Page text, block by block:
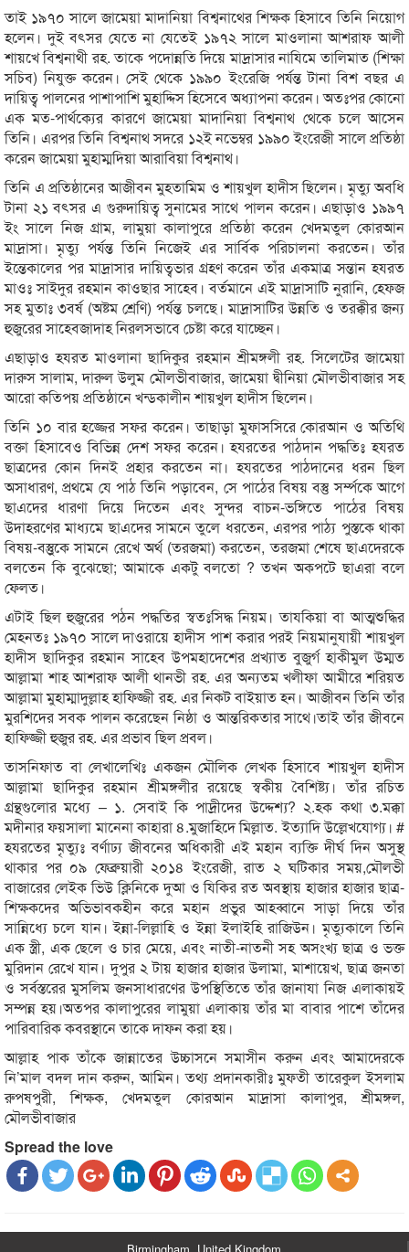
তাই ১৯৭০ সালে জামেয়া মাদানিয়া বিশ্বনাথের শিক্ষক হিসাবে তিনি নিয়োগ
হলেন। দুই বৎসর যেতে না যেতেই ১৯৭২ সালে মাওলানা আশরাফ আলী
শায়খে বিশ্বনাথী রহ. তাকে পদোন্নতি দিয়ে মাদ্রাসার নাযিমে তালিমাত (শিক্ষা
সচিব) নিযুক্ত করেন। সেই থেকে ১৯৯০ ইংরেজি পর্যন্ত টানা বিশ বছর এ
দায়িত্ব পালনের পাশাপাশি মুহাদ্দিস হিসেবে অধ্যাপনা করেন। অতঃপর কোনো
এক মত-পার্থক্যের কারণে জামেয়া মাদানিয়া বিশ্বনাথ থেকে চলে আসেন
তিনি। এরপর তিনি বিশ্বনাথ সদরে ১২ই নভেম্বর ১৯৯০ ইংরেজী সালে প্রতিষ্ঠা
করেন জামেয়া মুহাম্মদিয়া আরাবিয়া বিশ্বনাথ।
তিনি এ প্রতিষ্ঠানের আজীবন মুহতামিম ও শায়খুল হাদীস ছিলেন। মৃত্যু অবধি
টানা ২১ বৎসর এ গুরুদায়িত্ব সুনামের সাথে পালন করেন। এছাড়াও ১৯৯৭
ইং সালে নিজ গ্রাম, লামুয়া কালাপুরে প্রতিষ্ঠা করেন খেদমতুল কোরআন
মাদ্রাসা। মৃত্যু পর্যন্ত তিনি নিজেই এর সার্বিক পরিচালনা করতেন। তাঁর
ইন্তেকালের পর মাদ্রাসার দায়িত্বভার গ্রহণ করেন তাঁর একমাত্র সন্তান হযরত
মাওঃ সাইদুর রহমান কাওছার সাহেব। বর্তমানে এই মাদ্রাসাটি নুরানি, হেফজ
সহ মুতাঃ ৩বর্ষ (অষ্টম শ্রেণি) পর্যন্ত চলছে। মাদ্রাসাটির উন্নতি ও তরক্কীর জন্য
হুজুরের সাহেবজাদাহ নিরলসভাবে চেষ্টা করে যাচ্ছেন।
এছাড়াও হযরত মাওলানা ছাদিকুর রহমান শ্রীমঙ্গলী রহ. সিলেটের জামেয়া
দারুস সালাম, দারুল উলুম মৌলভীবাজার, জামেয়া দ্বীনিয়া মৌলভীবাজার সহ
আরো কতিপয় প্রতিষ্ঠানে খন্ডকালীন শায়খুল হাদীস ছিলেন।
তিনি ১০ বার হজ্জের সফর করেন। তাছাড়া মুফাসসিরে কোরআন ও অতিথি
বক্তা হিসাবেও বিভিন্ন দেশ সফর করেন। হযরতের পাঠদান পদ্ধতিঃ হযরত
ছাত্রদের কোন দিনই প্রহার করতেন না। হযরতের পাঠদানের ধরন ছিল
অসাধারণ, প্রথমে যে পাঠ তিনি পড়াবেন, সে পাঠের বিষয় বস্তু সর্ম্পকে আগে
ছাএদের ধারণা দিয়ে দিতেন এবং সুন্দর বাচন-ভঙ্গিতে পাঠের বিষয়
উদাহরণের মাধ্যমে ছাএদের সামনে তুলে ধরতেন, এরপর পাঠ্য পুস্তকে থাকা
বিষয়-বস্তুুকে সামনে রেখে অর্থ (তরজমা) করতেন, তরজমা শেষে ছাএদেরকে
বলতেন কি বুঝেছো; আমাকে একটু বলতো ? তখন অকপটে ছাএরা বলে
ফেলত।
এটাই ছিল হুজুরের পঠন পদ্ধতির স্বতঃসিদ্ধ নিয়ম। তাযকিয়া বা আত্মশুদ্ধির
মেহনতঃ ১৯৭০ সালে দাওরায়ে হাদীস পাশ করার পরই নিয়মানুযায়ী শায়খুল
হাদীস ছাদিকুর রহমান সাহেব উপমহাদেশের প্রখ্যাত বুজুর্গ হাকীমুল উম্মত
আল্লামা শাহ আশরাফ আলী থানভী রহ. এর অন্যতম খলীফা আমীরে শরিয়ত
আল্লামা মুহাম্মাদুল্লাহ হাফিজ্জী রহ. এর নিকট বাইয়াত হন। আজীবন তিনি তাঁর
মুরশিদের সবক পালন করেছেন নিষ্ঠা ও আন্তরিকতার সাথে।তাই তাঁর জীবনে
হাফিজ্জী হুজুর রহ. এর প্রভাব ছিল প্রবল।
তাসনিফাত বা লেখালেখিঃ একজন মৌলিক লেখক হিসাবে শায়খুল হাদীস
আল্লামা ছাদিকুর রহমান শ্রীমঙ্গলীর রয়েছে স্বকীয় বৈশিষ্ট্য। তাঁর রচিত
গ্রন্থগুলোর মধ্যে – ১. সেবাই কি পাদ্রীদের উদ্দেশ্য? ২.হক কথা ৩.মক্কা
মদীনার ফয়সালা মানেনা কাহারা ৪.মুজাহিদে মিল্লাত. ইত্যাদি উল্লেখযোগ্য। #
হযরতের মৃত্যুঃ বর্ণাঢ্য জীবনের অধিকারী এই মহান ব্যক্তি দীর্ঘ দিন অসুস্থ
থাকার পর ০৯ ফেব্রুয়ারী ২০১৪ ইংরেজী, রাত ২ ঘটিকার সময়,মৌলভী
বাজারের লেইক ভিউ ক্লিনিকে দুআ ও যিকির রত অবস্থায় হাজার হাজার ছাত্র-
শিক্ষকদের অভিভাবকহীন করে মহান প্রভুর আহব্বানে সাড়া দিয়ে তাঁর
সান্নিধ্যে চলে যান। ইন্না-লিল্লাহি ও ইন্না ইলাইহি রাজিউন। মৃত্যুকালে তিনি
এক স্ত্রী, এক ছেলে ও চার মেয়ে, এবং নাতী-নাতনী সহ অসংখ্য ছাত্র ও ভক্ত
মুরিদান রেখে যান। দুপুর ২ টায় হাজার হাজার উলামা, মাশায়েখ, ছাত্র জনতা
ও সর্বস্তরের মুসলিম জনসাধারণের উপস্থিতিতে তাঁর জানাযা নিজ এলাকায়ই
সম্পন্ন হয়।অতপর কালাপুরের লামুয়া এলাকায় তাঁর মা বাবার পাশে তাঁদের
পারিবারিক কবরস্থানে তাকে দাফন করা হয়।
আল্লাহ পাক তাঁকে জান্নাতের উচ্চাসনে সমাসীন করুন এবং আমাদেরকে
নি’মাল বদল দান করুন, আমিন। তথ্য প্রদানকারীঃ মুফতী তারেকুল ইসলাম
রুপষপুরী, শিক্ষক, খেদমতুল কোরআন মাদ্রাসা কালাপুর, শ্রীমঙ্গল,
মৌলভীবাজার
Spread the love